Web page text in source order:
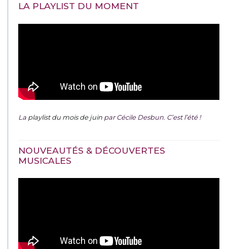
LA PLAYLIST DU MOMENT
La playlist du mois de juin par Cécile Desbun. C’est l’été !
NOUVEAUTÉS & DÉCOUVERTES
MUSICALES